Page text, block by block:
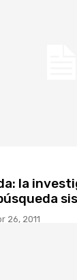
la
26, 2011